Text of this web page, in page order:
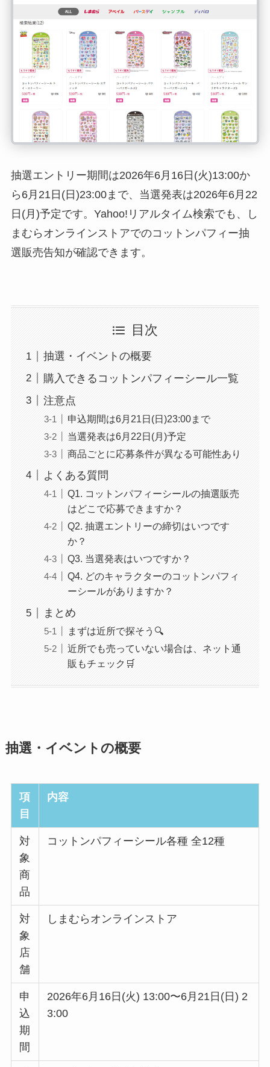
抽選エントリー期間は2026年6月16日(火)13:00か
ら6月21日(日)23:00まで、当選発表は2026年6月22
日(月)予定です。Yahoo!リアルタイム検索でも、し
まむらオンラインストアでのコットンパフィー抽
選販売告知が確認できます。
目次
抽選・イベントの概要
購入できるコットンパフィーシール一覧
注意点
申込期間は6月21日(日)23:00まで
当選発表は6月22日(月)予定
商品ごとに応募条件が異なる可能性あり
よくある質問
Q1. コットンパフィーシールの抽選販売
はどこで応募できますか？
Q2. 抽選エントリーの締切はいつです
か？
Q3. 当選発表はいつですか？
Q4. どのキャラクターのコットンパフィ
ーシールがありますか？
まとめ
まずは近所で探そう🔍
近所でも売っていない場合は、ネット通
販もチェック🛒
抽選・イベントの概要
項
目
内容
対
象
商
品
コットンパフィーシール各種 全12種
対
象
店
舗
しまむらオンラインストア
申
込
期
間
2026年6月16日(火) 13:00〜6月21日(日) 2
3:00